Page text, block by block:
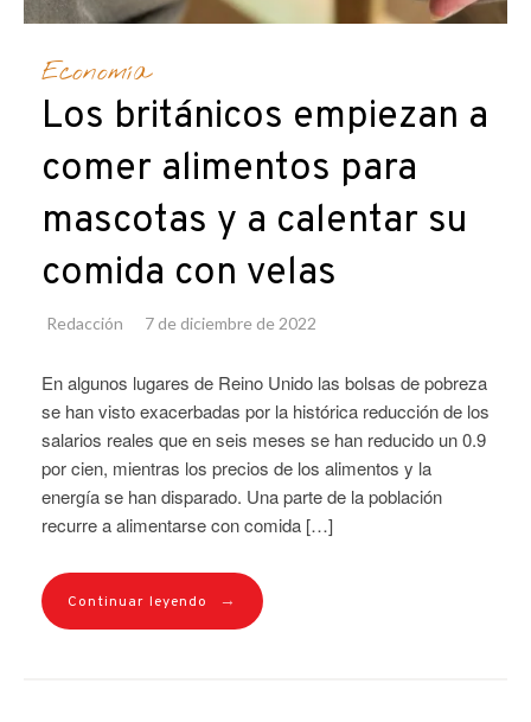
Economía
Los británicos empiezan a
comer alimentos para
mascotas y a calentar su
comida con velas
Redacción 7 de diciembre de 2022
En algunos lugares de Reino Unido las bolsas de pobreza
se han visto exacerbadas por la histórica reducción de los
salarios reales que en seis meses se han reducido un 0.9
por cien, mientras los precios de los alimentos y la
energía se han disparado. Una parte de la población
recurre a alimentarse con comida […]
Continuar leyendo →